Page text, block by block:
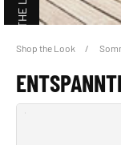
SHOP THE LOOK
SHOP THE LOOK
Shop the Look